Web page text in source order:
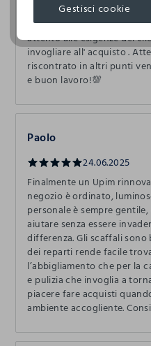
Il primo negozio Upim che
accogliente, disponibile,
attento alle esigenze del
invogliare all' acquisto .
riscontrato in altri punti
e buon lavoro!💯
Paolo
24.06.2025
Finalmente un Upim
negozio è ordinato,
personale è sempre
aiutare senza essere
differenza. Gli scaffali
dei reparti rende facile
l’abbigliamento che per la
e pulizia che invoglia a
piacere fare acquisti
ambiente accogliente.
Gestisci cookie